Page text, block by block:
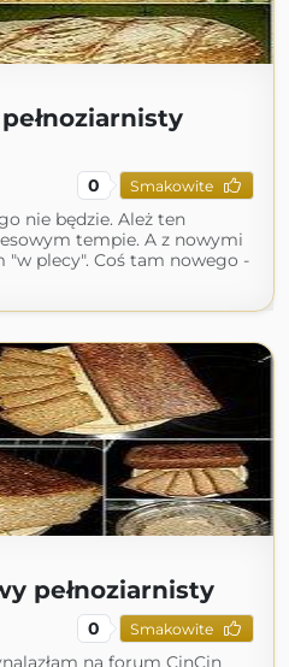
0 Smakowite
nie będzie. Ależ ten
tempie. A z nowymi
plecy". Coś tam nowego -
pełnoziarnisty
0 Smakowite
na forum CinCin